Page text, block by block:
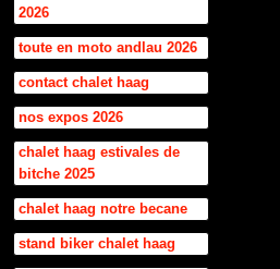
2026
toute en moto andlau 2026
contact chalet haag
nos expos 2026
chalet haag estivales de
bitche 2025
chalet haag notre becane
stand biker chalet haag